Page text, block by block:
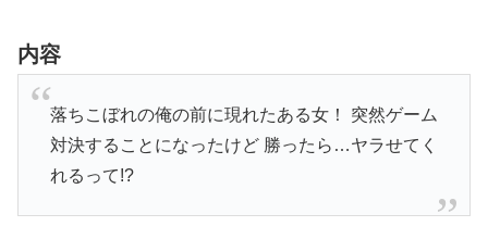
内容
落ちこぼれの俺の前に現れたある女！ 突然ゲーム
対決することになったけど 勝ったら…ヤラせてく
れるって!?